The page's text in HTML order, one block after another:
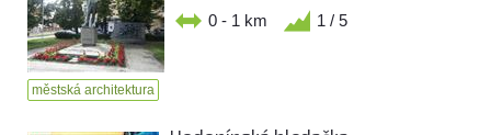
0 - 1 km 1 / 5
městská architektura